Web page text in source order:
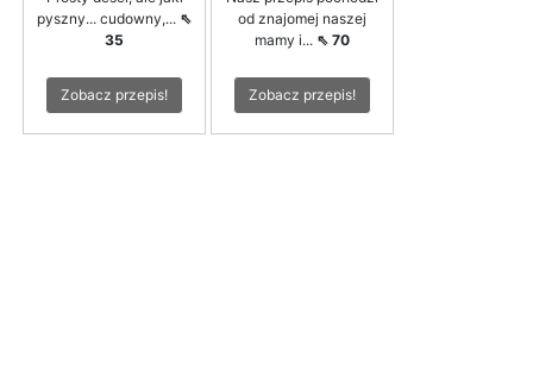
pyszny... cudowny,... ⇖
35
Zobacz przepis!
od znajomej naszej
mamy i... ⇖ 70
Zobacz przepis!